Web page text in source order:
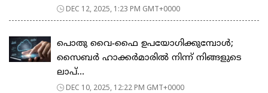
DEC 12, 2025, 1:23 PM GMT+0000
പൊതു വൈ-ഫൈ ഉപയോഗിക്കുമ്പോൾ;
സൈബർ ഹാക്കർമാരിൽ നിന്ന് നിങ്ങളുടെ
ലാപ്‌...
DEC 10, 2025, 12:22 PM GMT+0000